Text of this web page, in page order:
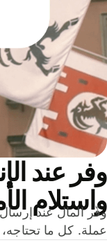
عند
كل ما تحتاجه،